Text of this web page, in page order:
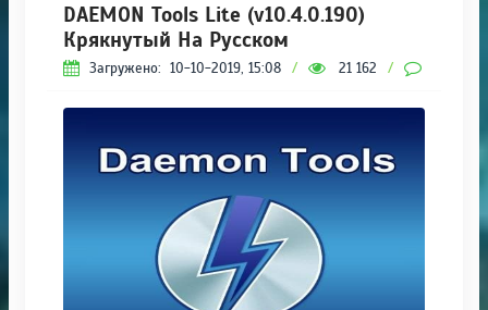
DAEMON Tools Lite (v10.4.0.190)
Крякнутый На Русском
Загружено: 10-10-2019, 15:08 / 21 162 /